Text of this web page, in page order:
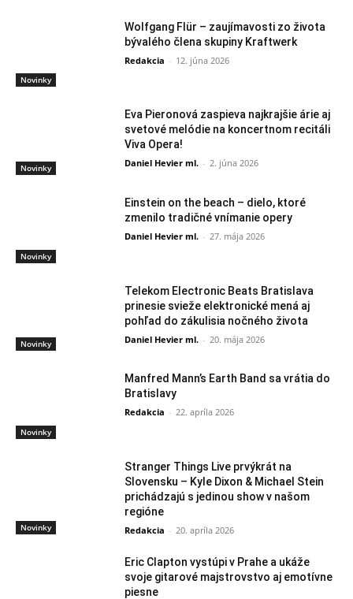
Novinky
Wolfgang Flür – zaujímavosti zo života
bývalého člena skupiny Kraftwerk
Redakcia - 12. júna 2026
Novinky
Eva Pieronová zaspieva najkrajšie árie aj
svetové melódie na koncertnom recitáli
Viva Opera!
Daniel Hevier ml. - 2. júna 2026
Novinky
Einstein on the beach – dielo, ktoré
zmenilo tradičné vnímanie opery
Daniel Hevier ml. - 27. mája 2026
Novinky
Telekom Electronic Beats Bratislava
prinesie svieže elektronické mená aj
pohľad do zákulisia nočného života
Daniel Hevier ml. - 20. mája 2026
Novinky
Manfred Mann’s Earth Band sa vrátia do
Bratislavy
Redakcia - 22. apríla 2026
Novinky
Stranger Things Live prvýkrát na
Slovensku – Kyle Dixon & Michael Stein
prichádzajú s jedinou show v našom
regióne
Redakcia - 20. apríla 2026
Eric Clapton vystúpi v Prahe a ukáže
svoje gitarové majstrovstvo aj emotívne
piesne